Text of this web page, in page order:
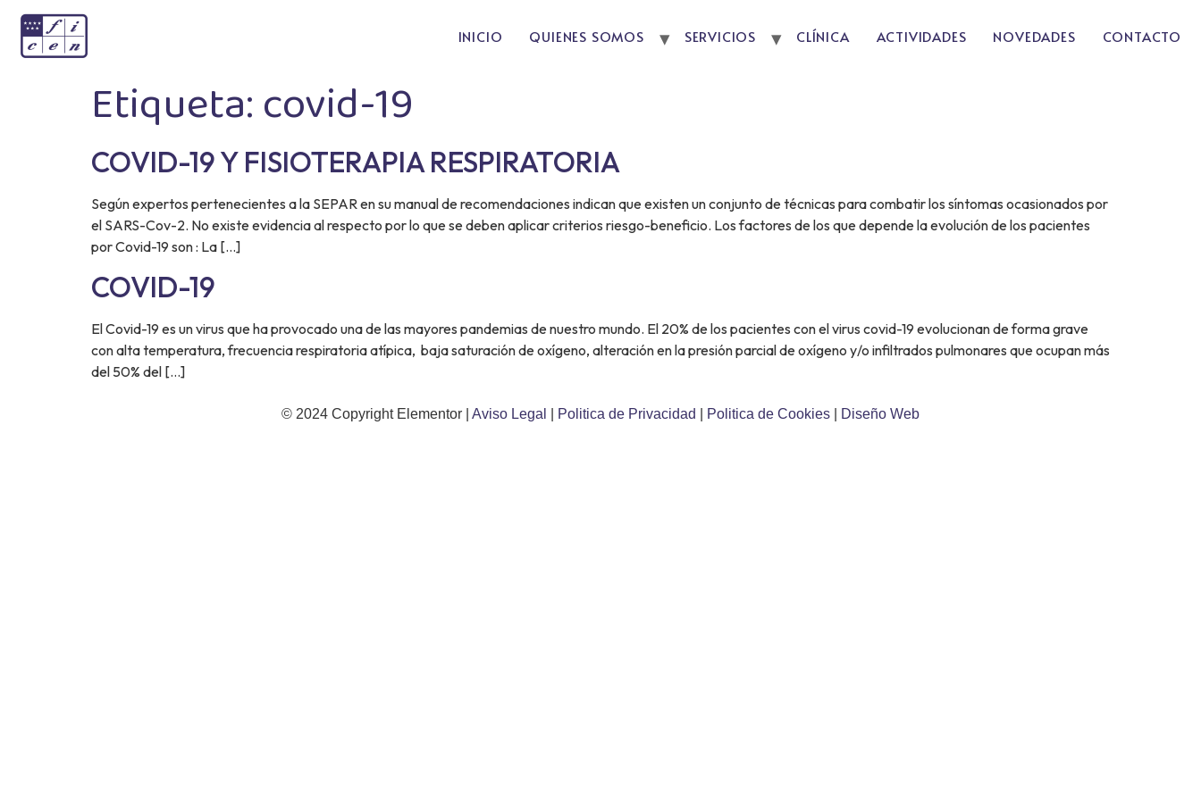
INICIO QUIENES SOMOS SERVICIOS CLÍNICA ACTIVIDADES NOVEDADES CONTACTO
Etiqueta:covid-19
COVID-19 Y FISIOTERAPIA RESPIRATORIA
Según expertos pertenecientes a la SEPAR en su manual de recomendaciones indican que existen un conjunto de técnicas para combatir los síntomas ocasionados por
el SARS-Cov-2. No existe evidencia al respecto por lo que se deben aplicar criterios riesgo-beneficio. Los factores de los que depende la evolución de los pacientes
por Covid-19 son : La […]
COVID-19
El Covid-19 es un virus que ha provocado una de las mayores pandemias de nuestro mundo. El 20% de los pacientes con el virus covid-19 evolucionan de forma grave
con alta temperatura, frecuencia respiratoria atípica, baja saturación de oxígeno, alteración en la presión parcial de oxígeno y/o infiltrados pulmonares que ocupan más
del 50% del […]
© 2024 Copyright Elementor | Aviso Legal Politica de Privacidad Politica de Cookies Diseño Web